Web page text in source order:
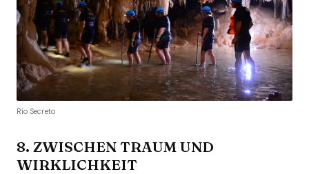
Río Secreto
8. ZWISCHEN TRAUM UND
WIRKLICHKEIT